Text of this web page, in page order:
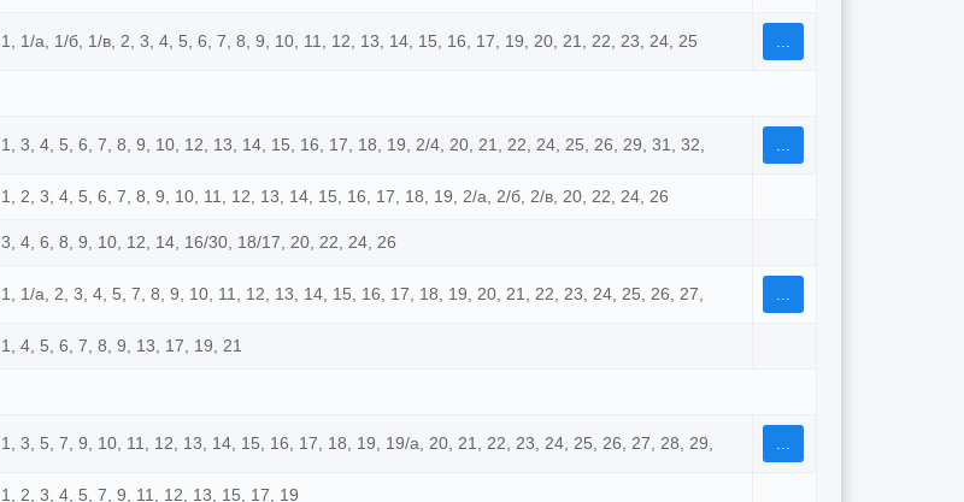
1, 1/а, 1/б, 1/в, 2, 3, 4, 5, 6, 7, 8, 9, 10, 11, 12, 13, 14, 15, 16, 17, 19, 20, 21, 22, 23, 24, 25 ...
1, 3, 4, 5, 6, 7, 8, 9, 10, 12, 13, 14, 15, 16, 17, 18, 19, 2/4, 20, 21, 22, 24, 25, 26, 29, 31, 32, ...
1, 2, 3, 4, 5, 6, 7, 8, 9, 10, 11, 12, 13, 14, 15, 16, 17, 18, 19, 2/а, 2/б, 2/в, 20, 22, 24, 26
3, 4, 6, 8, 9, 10, 12, 14, 16/30, 18/17, 20, 22, 24, 26
1, 1/а, 2, 3, 4, 5, 7, 8, 9, 10, 11, 12, 13, 14, 15, 16, 17, 18, 19, 20, 21, 22, 23, 24, 25, 26, 27, ...
1, 4, 5, 6, 7, 8, 9, 13, 17, 19, 21
1, 3, 5, 7, 9, 10, 11, 12, 13, 14, 15, 16, 17, 18, 19, 19/а, 20, 21, 22, 23, 24, 25, 26, 27, 28, 29, ...
1, 2, 3, 4, 5, 7, 9, 11, 12, 13, 15, 17, 19